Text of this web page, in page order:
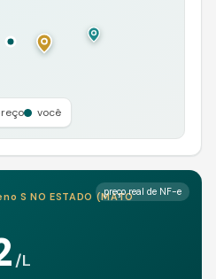
você
preço real de NF-e
S NO ESTADO (MATO
/L